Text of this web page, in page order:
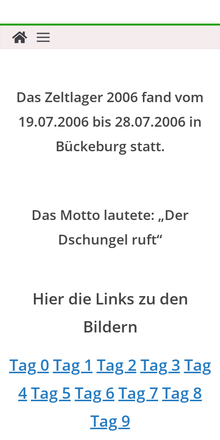
springen
Das Zeltlager 2006 fand vom
19.07.2006 bis 28.07.2006 in
Bückeburg statt.
Das Motto lautete: „Der
Dschungel ruft“
Hier die Links zu den
Bildern
Tag 0 Tag 1 Tag 2 Tag 3 Tag
4Tag 5 Tag 6 Tag 7 Tag 8
Tag 9